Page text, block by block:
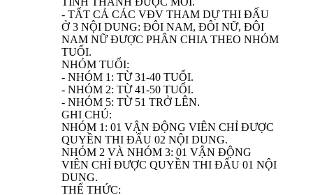
- TẤT CẢ CÁC VĐV THAM DỰ THI ĐẤU
Ở 3 NỘI DUNG: ĐÔI NAM, ĐÔI NỮ, ĐÔI
NAM NỮ ĐƯỢC PHÂN CHIA THEO NHÓM
TUỔI.
NHÓM TUỔI:
- NHÓM 1: TỪ 31-40 TUỔI.
- NHÓM 2: TỪ 41-50 TUỔI.
- NHÓM 5: TỪ 51 TRỞ LÊN.
GHI CHÚ:
NHÓM 1: 01 VẬN ĐỘNG VIÊN CHỈ ĐƯỢC
QUYỀN THI ĐẤU 02 NỘI DUNG.
NHÓM 2 VÀ NHÓM 3: 01 VẬN ĐỘNG
VIÊN CHỈ ĐƯỢC QUYỀN THI ĐẤU 01 NỘI
DUNG.
THỂ THỨC: